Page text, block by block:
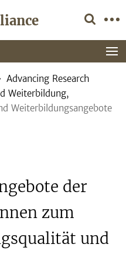
Advancing Research
Weiterbildung,
Weiterbildungsangebote
der
zum
und